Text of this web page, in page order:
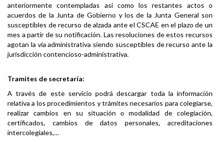
anteriormente contempladas así como los restantes actos o
acuerdos de la Junta de Gobierno y los de la Junta General son
susceptibles de recurso de alzada ante el CSCAE en el plazo de un
mes a partir de su notificación. Las resoluciones de estos recursos
agotan la vía administrativa siendo susceptibles de recurso ante la
jurisdicción contencioso-administrativa.
Tramites de secretaría:
A través de este servicio podrá descargar toda la información
relativa a los procedimientos y trámites necesarios para colegiarse,
realizar cambios en su situación o modalidad de colegiación,
certificados, cambios de datos personales, acreditaciones
intercolegiales,…